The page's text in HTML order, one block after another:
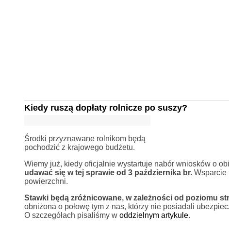
Kiedy ruszą dopłaty rolnicze po suszy?
Środki przyznawane rolnikom będą
pochodzić z krajowego budżetu.
Wiemy już, kiedy oficjalnie wystartuje nabór wniosków o
udawać się w tej sprawie od 3 października br.Wsparcie
powierzchni.
Stawki będą zróżnicowane, w zależności od poziomu
obniżona o połowę tym z nas, którzy nie posiadali
O szczegółach pisaliśmy w oddzielnym artykule.